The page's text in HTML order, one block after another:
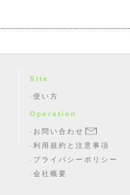
Site
使い方
Operation
お問い合わせ
利用規約と注意事項
プライバシーポリシー
会社概要